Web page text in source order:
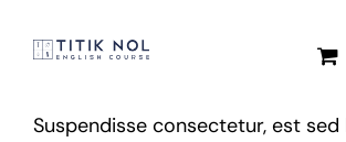
Suspendisse consectetur, est